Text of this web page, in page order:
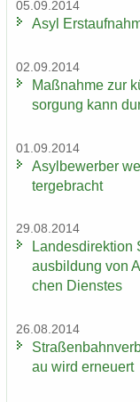
05.09.2014
Asyl
02.09.2014
Maß­nah­me zur
sor­gung kann
01.09.2014
Asyl­be­wer­ber
ter­ge­bracht
29.08.2014
Lan­des­di­rek­ti­on
aus­bil­dung von
chen Diens­tes
26.08.2014
au wird er­neu­ert